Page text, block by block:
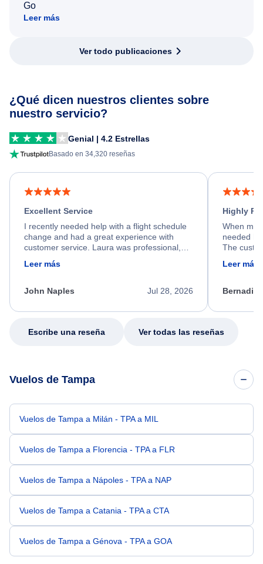
Go
Leer más
Ver todo publicaciones
¿Qué dicen nuestros clientes sobre
nuestro servicio?
Genial | 4.2 Estrellas
Basado en 34,320 reseñas
Excellent Service
I recently needed help with a flight schedule
change and had a great experience with
customer service. Laura was professional,
friendly, and very helpful throughout the
process. She quickly found a solution and
appreciate her excellent service.
Leer más
Jul 28, 2026
John Naples
Highly
When my
needed
The
calm,
my issue.
Leer más
Escribe una reseña Ver todas las reseñas
Vuelos de Tampa
Vuelos de Tampa a Milán - TPA a MIL
Vuelos de Tampa a Florencia - TPA a FLR
Vuelos de Tampa a Nápoles - TPA a NAP
Vuelos de Tampa a Catania - TPA a CTA
Vuelos de Tampa a Génova - TPA a GOA